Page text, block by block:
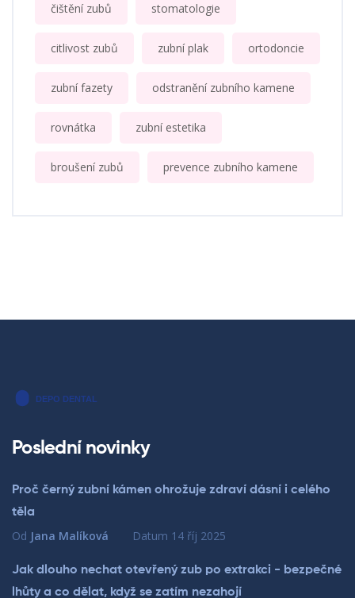
čištění zubů stomatologie
citlivost zubů zubní plak ortodoncie
zubní fazety odstranění zubního kamene
rovnátka zubní estetika
broušení zubů prevence zubního kamene
Poslední novinky
Proč černý zubní kámen ohrožuje zdraví dásní i celého
těla
Od Jana Malíková Datum 14 říj 2025
Jak dlouho nechat otevřený zub po extrakci - bezpečné
lhůty a co dělat, když se zatím nezahojí